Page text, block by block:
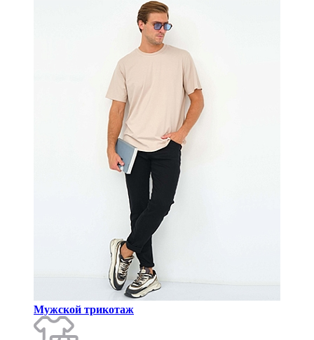
Мужской трикотаж